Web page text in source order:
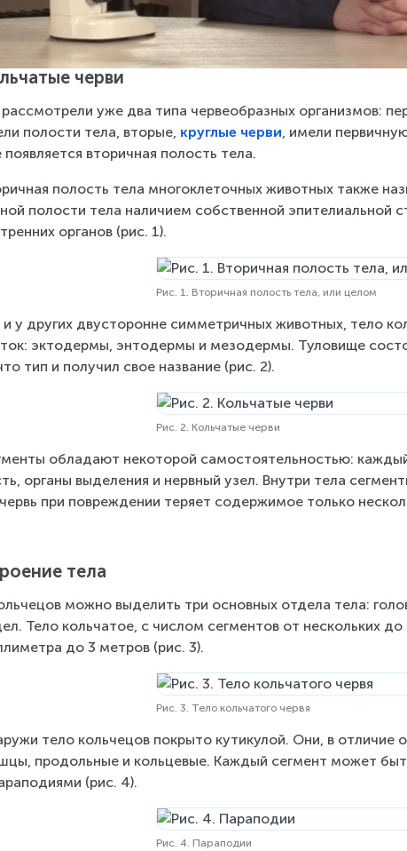
черви
уже два типа черве­об­раз­ных ор­га­низ­мов:
по­ло­сти тела, вто­рые, круг­лые черви, имели
по­яв­ля­ет­ся вто­рич­ная по­лость тела.
по­лость тела мно­го­кле­точ­ных жи­вот­ных также
по­ло­сти тела на­ли­чи­ем соб­ствен­ной эпи­те­ли­аль­ной
ор­га­нов (рис. 1).
Рис. 1. Вторичная полость тела, или целом
и у дру­гих дву­сто­ронне сим­мет­рич­ных жи­вот­ных, тело
эк­то­дер­мы, эн­то­дер­мы и ме­зо­дер­мы. Ту­ло­ви­ще
тип и по­лу­чил свое на­зва­ние (рис. 2).
Рис. 2. Кольчатые черви
об­ла­да­ют неко­то­рой са­мо­сто­я­тель­но­стью:
ор­га­ны вы­де­ле­ния и нерв­ный узел. Внут­ри тела
при по­вре­жде­нии те­ря­ет со­дер­жи­мое толь­ко
тела
можно вы­де­лить три основных от­де­ла тела:
Тело коль­ча­тое, с чис­лом сег­мен­тов от несколь­ких
до 3 метров (рис. 3).
Рис. 3. Тело кольчатого червя
тело коль­че­цов по­кры­то ку­ти­ку­лой. Они, в
про­доль­ные и коль­це­вые. Каж­дый сег­мент может
(рис. 4).
Рис. 4. Параподии